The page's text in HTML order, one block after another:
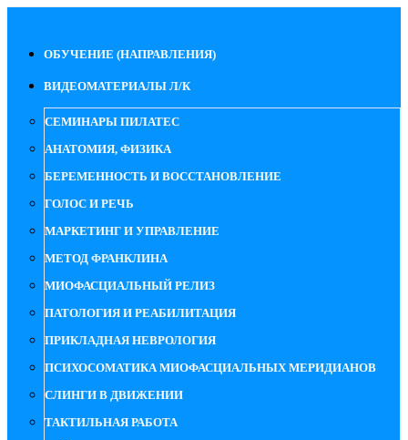
ОБУЧЕНИЕ (НАПРАВЛЕНИЯ)
ВИДЕОМАТЕРИАЛЫ Л/К
СЕМИНАРЫ ПИЛАТЕС
АНАТОМИЯ, ФИЗИКА
БЕРЕМЕННОСТЬ И ВОССТАНОВЛЕНИЕ
ГОЛОС И РЕЧЬ
МАРКЕТИНГ И УПРАВЛЕНИЕ
МЕТОД ФРАНКЛИНА
МИОФАСЦИАЛЬНЫЙ РЕЛИЗ
ПАТОЛОГИЯ И РЕАБИЛИТАЦИЯ
ПРИКЛАДНАЯ НЕВРОЛОГИЯ
ПСИХОСОМАТИКА МИОФАСЦИАЛЬНЫХ МЕРИДИАНОВ
СЛИНГИ В ДВИЖЕНИИ
ТАКТИЛЬНАЯ РАБОТА